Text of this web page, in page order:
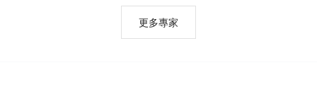
Cod). 当然如果您喜欢Victorian, Mediterranean, Tuscan 或中西结
合等建筑风格，我们也会按照您的喜好倾向去报批. 本公司施工团队汇
更多專家